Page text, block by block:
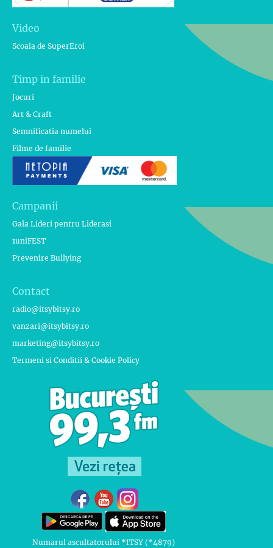
Video
Scoala de SuperEroi
Timp in familie
Jocuri
Art & Craft
Semnificatia numelui
Filme de familie
Campanii
Gala Lideri pentru Liderasi
1uniFEST
Prevenire Bullying
Contact
radio@itsybitsy.ro
vanzari@itsybitsy.ro
marketing@itsybitsy.ro
Termeni si Conditii & Cookie Policy
Numarul ascultatorului *ITSY (*4879)